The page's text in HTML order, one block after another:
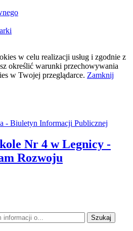
w celu realizacji usług i zgodnie z
określić warunki przechowywania
w Twojej przeglądarce. Zamknij
- Biuletyn Informacji Publicznej
Nr 4 w Legnicy -
Rozwoju
Szukaj